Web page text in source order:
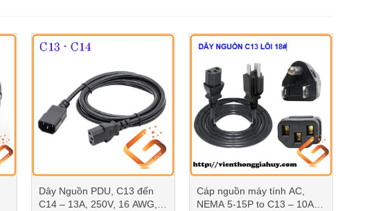
Dây Nguồn PDU, C13 đến
C14 – 13A, 250V, 16 AWG,
Cáp nguồn máy tính AC,
NEMA 5-15P to C13 – 10A,